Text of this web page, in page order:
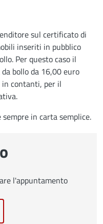
sul certificato di
inseriti in pubblico
Per questo caso il
bollo da 16,00 euro
contanti, per il
in carta semplice.
l'appuntamento